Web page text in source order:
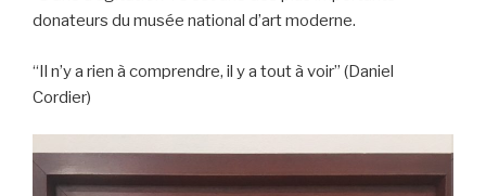
donateurs du musée national d’art moderne.
“Il n’y a rien à comprendre, il y a tout à voir” (Daniel
Cordier)